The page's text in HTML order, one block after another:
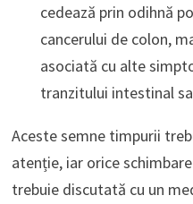
cedează prin odihnă
cancerului de colon,
asociată cu alte
tranzitului intestinal
Aceste semne timpurii
atenție, iar orice
trebuie discutată cu un